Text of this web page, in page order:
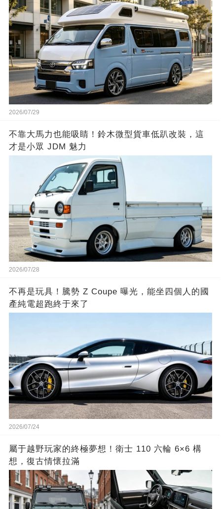
2026/07/29
不靠大馬力也能吸睛！鈴木微型貨車低趴改裝，這
才是小眾 JDM 魅力
2026/07/28
不再是玩具！騰勢 Z Coupe 曝光，能坐四個人的國
產純電超跑終于來了
2026/07/24
屬于越野玩家的終極夢想！衛士 110 六輪 6×6 構
想，復古情懷拉滿